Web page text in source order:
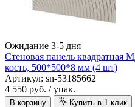
Ожидание 3-5 дня
Стеновая панель
кость, 500*500*8 мм (4 шт)
Артикул: sn-53185662
4 550 руб. / упак.
В корзину Купить в 1 клик